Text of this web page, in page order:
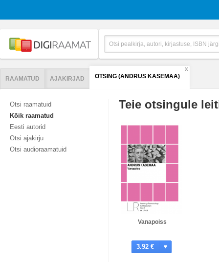
RAAMATUD AJAKIRJAD OTSING (ANDRUS KASEMAA)
X
Otsi raamatuid
Kõik raamatud
Eesti autorid
Otsi ajakirju
Otsi audioraamatuid
Teie otsingule
Vanapoiss
3.92 €